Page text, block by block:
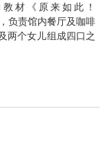
教材《原来如此！
负责馆内餐厅及咖啡
两个女儿组成四口之